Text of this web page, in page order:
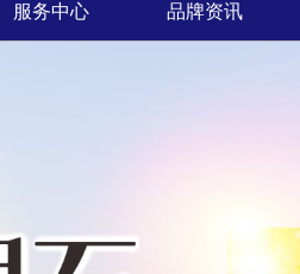
服务中心
人才招聘
品牌资讯